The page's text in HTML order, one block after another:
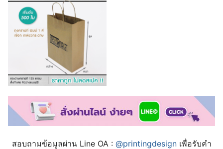
สอบถามข้อมูลผ่าน Line OA : @printingdesignเพื่อรับคำ